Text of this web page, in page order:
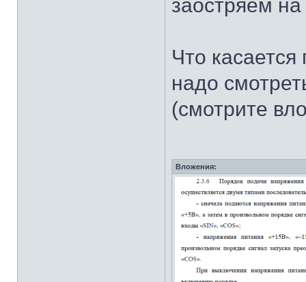
заостряем
Что касается
надо
(смотрите
Вложения: